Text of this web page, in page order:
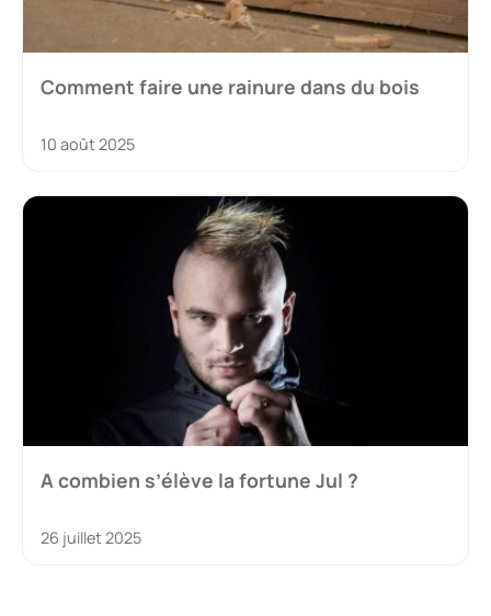
Comment faire une rainure dans du bois
10 août 2025
A combien s’élève la fortune Jul ?
26 juillet 2025